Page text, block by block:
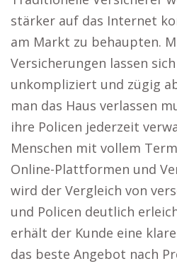
stärker auf das Internet
am Markt zu behaupten.
Versicherungen lassen
unkompliziert und zügig
man das Haus verlassen
ihre Policen jederzeit
Menschen mit vollem
Online-Plattformen und
wird der Vergleich von
und Policen deutlich
erhält der Kunde eine
das beste Angebot nach